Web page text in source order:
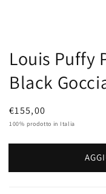
Louis Puffy
Black
Prezzo
regolare
€155,00
100% prodotto in Italia